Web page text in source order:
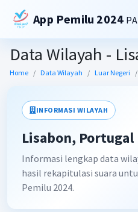
App Pemilu 2024
Data Wilayah -
Home Data Wilayah Luar Negeri
INFORMASI WILAYAH
Lisabon, Portugal
Informasi lengkap data
hasil rekapitulasi suara
Pemilu 2024.